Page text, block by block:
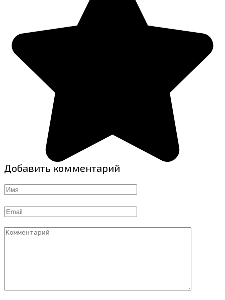
Добавить комментарий
Имя
Email
Комментарий